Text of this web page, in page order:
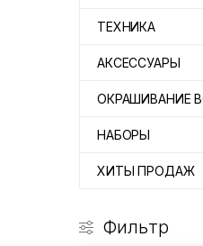
ТЕХНИКА
АКСЕССУАРЫ
ОКРАШИВАНИЕ
НАБОРЫ
ХИТЫ ПРОДАЖ
Фильтр